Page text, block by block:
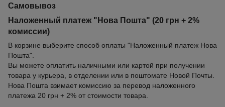
Самовывоз
Наложенный платеж "Нова Пошта" (20 грн + 2%
комиссии)
В корзине выберите способ оплаты "Наложенный платеж Нова
Пошта".
Вы можете оплатить наличными или картой при получении
товара у курьера, в отделении или в поштомате Новой Почты.
Нова Пошта взимает комиссию за перевод наложенного
платежа 20 грн + 2% от стоимости товара.